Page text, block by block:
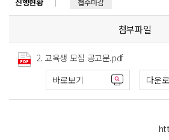
접수마감
첨부파일
2. 교육생 모집 공고문.pdf
바로보기
다운